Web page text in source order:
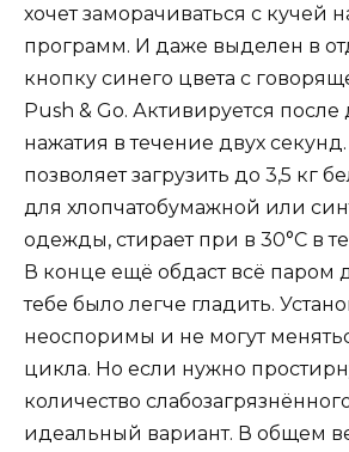
хочет заморачиваться с кучей
программ. И даже выделен в
кнопку синего цвета с
Push & Go. Активируется после
нажатия в течение двух
позволяет загрузить до 3,5 кг
для хлопчатобумажной или
одежды, стирает при в 30°С в
В конце ещё обдаст всё паром
тебе было легче гладить.
неоспоримы и не могут
цикла. Но если нужно
количество
идеальный вариант. В общем